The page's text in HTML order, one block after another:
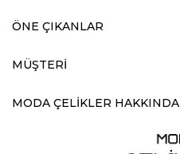
ÖNE ÇIKANLAR
MÜŞTERİ
MODA ÇELİKLER HAKKINDA